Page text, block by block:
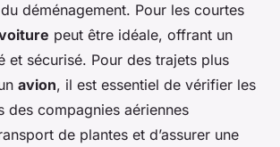
déménagement. Pour les courtes
peut être idéale, offrant un
et sécurisé. Pour des trajets plus
avion, il est essentiel de vérifier les
des compagnies aériennes
de plantes et d’assurer une